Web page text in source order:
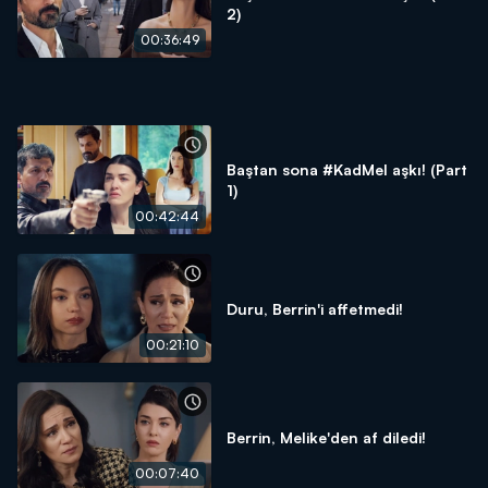
00:36:49
2)
00:42:44
Baştan sona #KadMel aşkı! (Part
1)
00:21:10
Duru, Berrin'i affetmedi!
00:07:40
Berrin, Melike'den af diledi!